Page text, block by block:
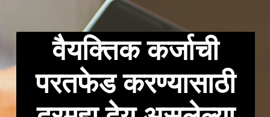
वैयक्तिक कर्जाची
परतफेड करण्यासाठी